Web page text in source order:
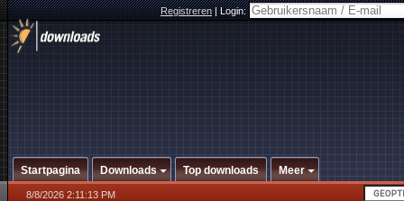
Registreren|Login:
Startpagina Downloads Top downloads Meer
8/8/2026 2:11:13 PM